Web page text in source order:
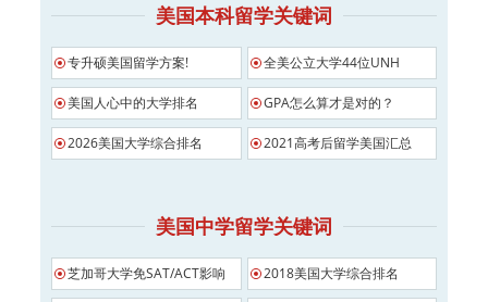
美国本科留学关键词
专升硕美国留学方案! 全美公立大学44位UNH
美国人心中的大学排名 GPA怎么算才是对的？
2026美国大学综合排名 2021高考后留学美国汇总
美国中学留学关键词
芝加哥大学免SAT/ACT影响 2018美国大学综合排名